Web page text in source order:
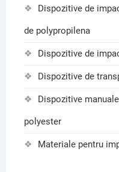
Dispozitive de
de polypropilena
Dispozitive de
Dispozitive de
Dispozitive
polyester
Materiale pentru